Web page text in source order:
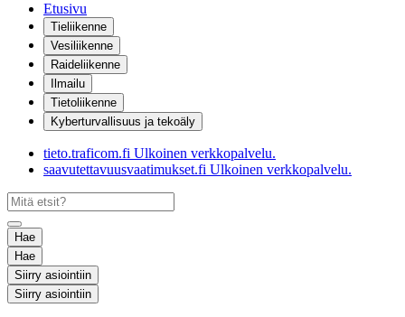
Etusivu
Tieliikenne
Vesiliikenne
Raideliikenne
Ilmailu
Tietoliikenne
Kyberturvallisuus ja tekoäly
tieto.traficom.fi Ulkoinen verkkopalvelu.
saavutettavuusvaatimukset.fi Ulkoinen verkkopalvelu.
Hae
Hae
Siirry asiointiin
Siirry asiointiin